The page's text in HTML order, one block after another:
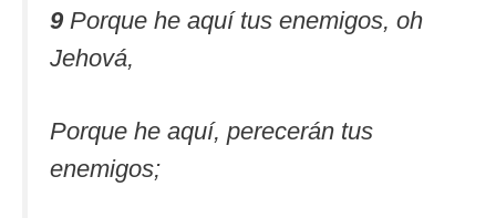
9 Porque he aquí tus enemigos, oh
Jehová,
Porque he aquí, perecerán tus
enemigos;